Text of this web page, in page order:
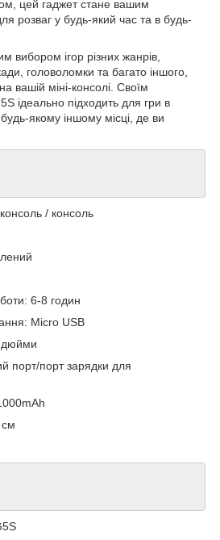
цей гаджет стане вашим
розваг у будь-який час та в будь-
вибором ігор різних жанрів,
головоломки та багато іншого,
вашій міні-консолі. Своїм
ідеально підходить для гри в
якому іншому місці, де ви
/ консоль
6-8 годин
Micro USB
дюйми
порт/порт зарядки для
см